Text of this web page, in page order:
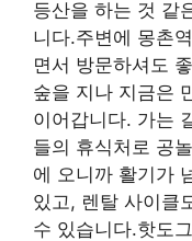
등산을 하는 것 같
니다.주변에 몽촌
면서 방문하셔도
숲을 지나 지금은
이어갑니다. 가는
들의 휴식처로 공
에 오니까 활기가
있고, 렌탈 사이클
수 있습니다.핫도